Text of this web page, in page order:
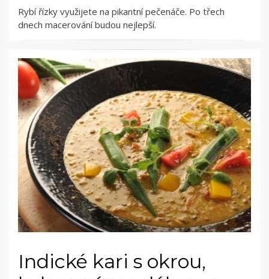
Rybí řízky využijete na pikantní pečenáče. Po třech
dnech macerování budou nejlepší.
Indické kari s okrou,